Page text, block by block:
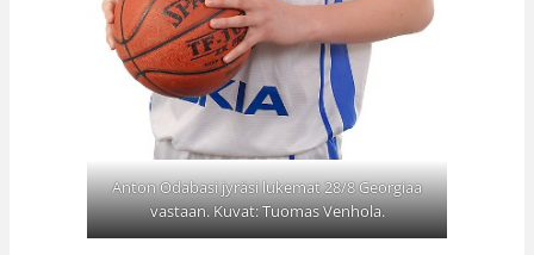
Anton Odabasi jyräsi lukemat 28/8 Georgiaa
vastaan. Kuvat: Tuomas Venhola.